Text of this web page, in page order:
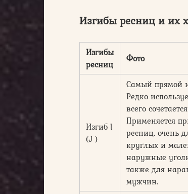
Изгибы ресниц и их
Изгибы
ресниц
Фото
Изгиб l
(J )
Самый прямой
Редко
всего
Применяется
ресниц, очень
круглых и
наружные
также для
мужчин.